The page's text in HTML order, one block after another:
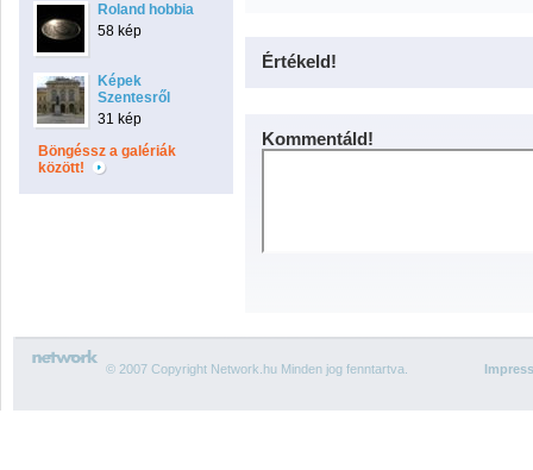
Roland hobbia
58 kép
Képek
Szentesről
31 kép
Böngéssz a galériák
között!
Értékeld!
Kommentáld!
© 2007 Copyright Network.hu Minden jog fenntartva.